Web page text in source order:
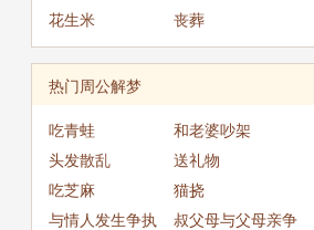
子
花生米
丧葬
热门周公解梦
吃青蛙
和老婆吵架
头发散乱
送礼物
吃芝麻
猫挠
与情人发生争执
叔父母与父母亲争